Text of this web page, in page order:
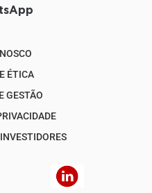
ÉTICA
GESTÃO